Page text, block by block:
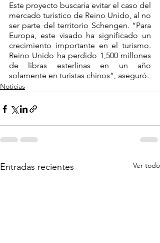
Este proyecto buscaría evitar el caso del
mercado turístico de Reino Unido, al no
ser parte del territorio Schengen. “Para
Europa, este visado ha significado un
crecimiento importante en el turismo.
Reino Unido ha perdido 1,500 millones
de libras esterlinas en un año
solamente en turistas chinos”, aseguró.
Noticias
Entradas recientes Ver todo